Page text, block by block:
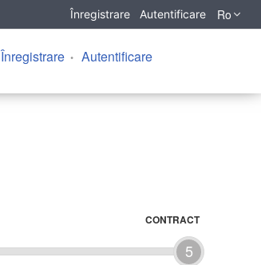
Înregistrare Autentificare Ro
Înregistrare Autentificare
5
CONTRACT